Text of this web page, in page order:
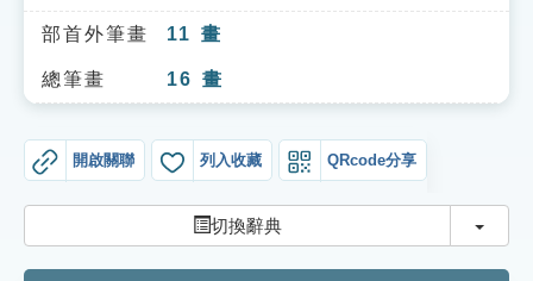
知識索引
單字索引
部首外筆畫 11 畫
總筆畫 16 畫
開啟關聯 列入收藏 QRcode分享
切換辭典 切換